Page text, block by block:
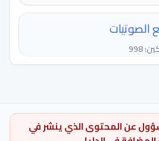
الصوتيات
998
عن المحتوى الذي ينشر في